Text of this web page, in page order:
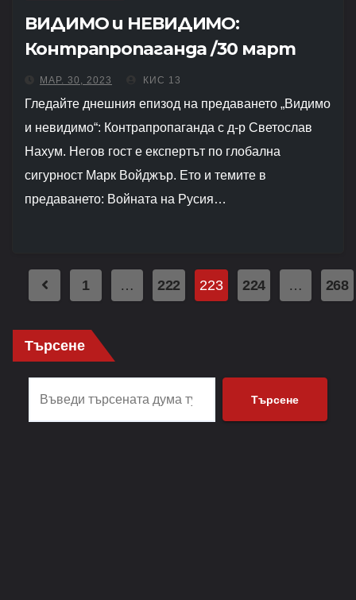
ВИДИМО и НЕВИДИМО:
Контрапропаганда /30 март
2023/
МАР. 30, 2023 КИС 13
Гледайте днешния епизод на предаването „Видимо
и невидимо“: Контрапропаганда с д-р Светослав
Нахум. Негов гост е експертът по глобална
сигурност Марк Войджър. Ето и темите в
предаването: Войната на Русия…
Навигация
1 … 222 223 224 … 268
Търсене
Търсене